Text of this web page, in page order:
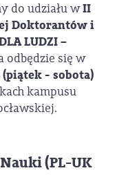
do udziału wII
Doktorantów i
LUDZI –
odbędzie się w
- sobota)
kampusu
(PL-UK